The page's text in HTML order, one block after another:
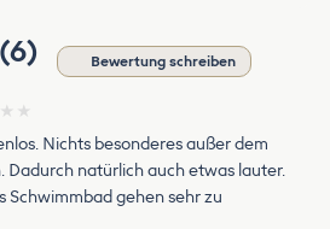
Bewertung schreiben
★ ★
Nichts besonderes außer dem
Dadurch natürlich auch etwas lauter.
Schwimmbad gehen sehr zu